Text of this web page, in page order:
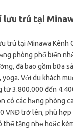
lưu trú tại
trú tại Minawa Kênh
phòng phổ biến
đã bao gồm bữa
yoga. Với du khách
từ 3.800.000 đến
có các hạng phòng
VNĐ trở lên, phù hợp
thể tăng nhẹ hoặc